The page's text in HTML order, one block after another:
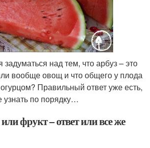
задуматься над тем, что арбуз – это
вообще овощ и что общего у плода
Правильный ответ уже есть,
по порядку…
фрукт – ответ или все же